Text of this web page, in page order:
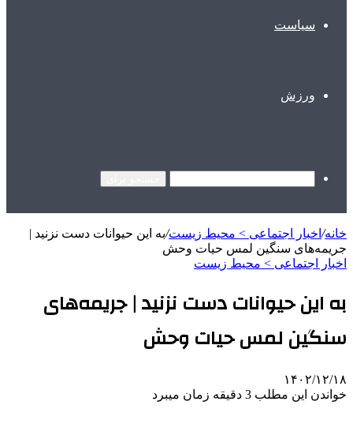
سیاست
ورزش
خانه/ اخبار اجتماعی > محیط زیست/به این حیوانات دست نزنید |
جریمه‌های سنگین لمس حیات وحش
اخبار اجتماعی > محیط زیست
به این حیوانات دست نزنید | جریمه‌های
سنگین لمس حیات وحش
۱۴۰۲/۱۲/۱۸
خواندن این مطلب 3 دقیقه زمان میبرد